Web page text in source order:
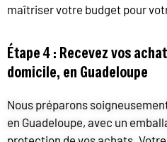
maîtriser votre budget pour
Étape 4 : Recevez vos
domicile, en Guadeloupe
Nous préparons
en Guadeloupe, avec un